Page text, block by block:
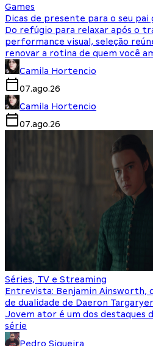
Games
Dicas de presente para o seu pai
Do refúgio para relaxar após o
performance visual, seleção
renovar a rotina de quem você
Camila Hortencio
07.ago.26
Camila Hortencio
07.ago.26
Séries, TV e Streaming
Entrevista: Benjamin Ainsworth,
de dualidade de Daeron
Jovem ator é um dos destaques
série
Pedro Siqueira